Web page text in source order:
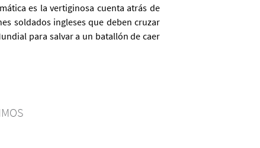
es la vertiginosa cuenta atrás de
soldados ingleses que deben cruzar
para salvar a un batallón de caer